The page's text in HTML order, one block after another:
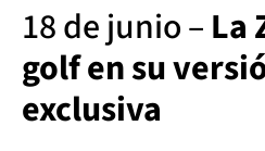
18 de junio – La
golf en su
exclusiva